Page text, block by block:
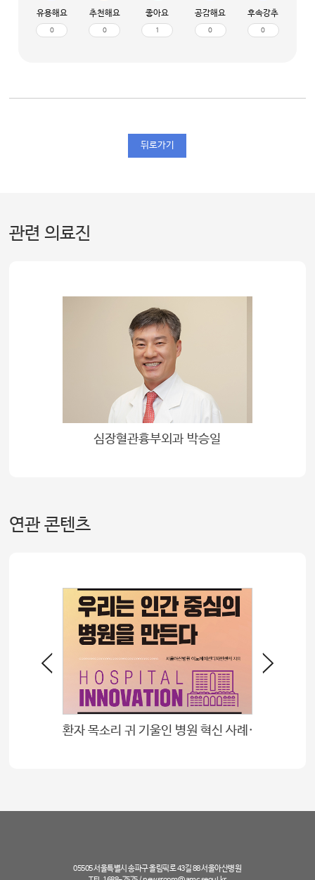
유용해요
0
추천해요
0
좋아요
1
공감해요
0
후속강추
0
뒤로가기
관련 의료진
심장혈관흉부외과 박승일
연관 콘텐츠
환자 목소리 귀 기울인 병원 혁신 사례들 모아 책으로 펴내
05505 서울특별시 송파구 올림픽로 43길 88 서울아산병원